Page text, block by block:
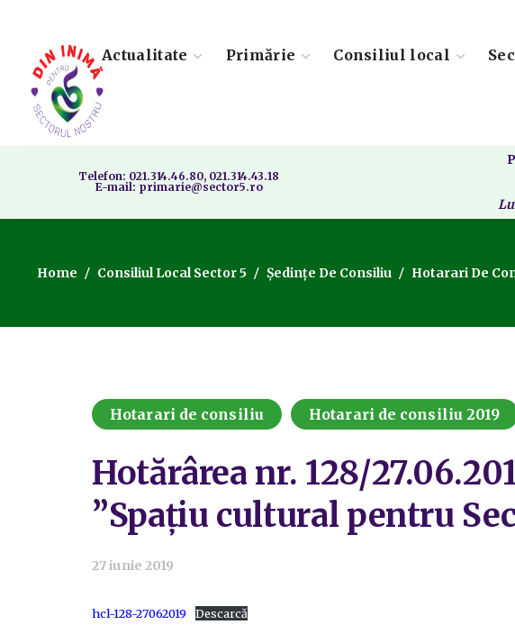
Actualitate Primărie Consiliul local
Telefon: 021.314.46.80, 021.314.43.18
E-mail: primarie@sector5.ro
Home Consiliul Local Sector 5 Ședințe De Consiliu Hotarari De
Hotarari de consiliu Hotarari de consiliu 2019
Hotărârea nr. 128/
”Spațiu cultural pentru
27 iunie 2019
hcl-128-27062019 Descarcă